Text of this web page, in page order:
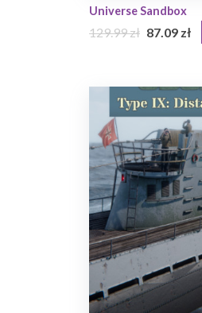
Universe Sandbox
129.99 zł 87.09 zł